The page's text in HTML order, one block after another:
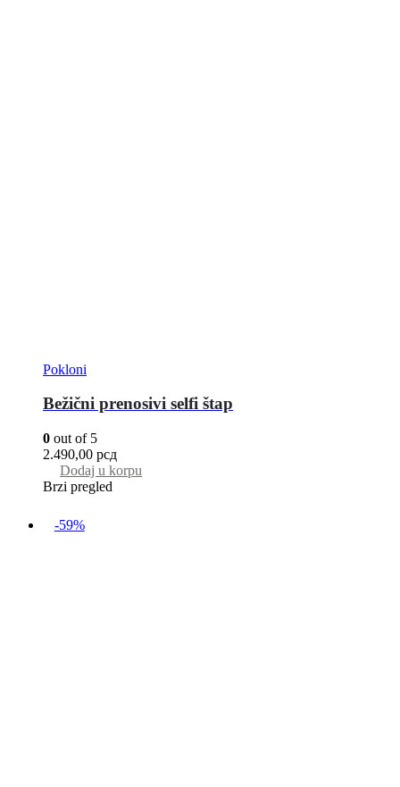
Pokloni
Bežični prenosivi selfi štap
0 out of 5
2.490,00 рсд
Dodaj u korpu
Brzi pregled
-59%